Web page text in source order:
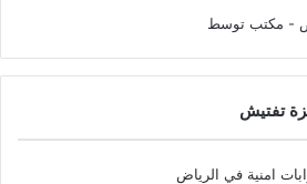
- مكتب توسط
تفتيش
امنية في الرياض